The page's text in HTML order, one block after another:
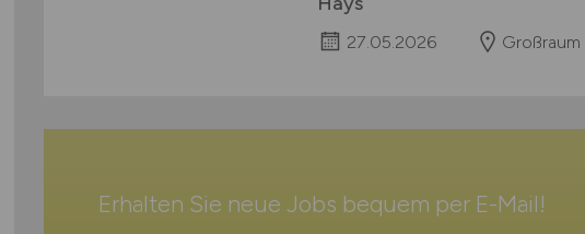
27.05.2026
Erhalten Sie neue Jobs bequem per E-Mail!